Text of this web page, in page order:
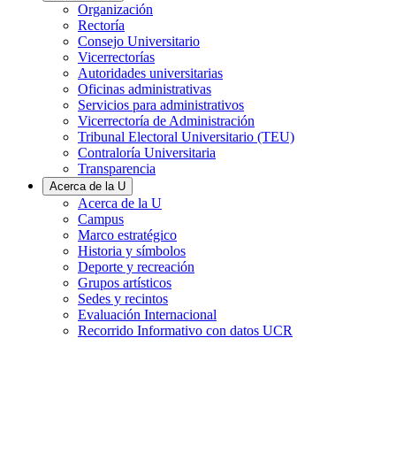
Organización
Rectoría
Consejo Universitario
Vicerrectorías
Autoridades universitarias
Oficinas administrativas
Servicios para administrativos
Vicerrectoría de Administración
Tribunal Electoral Universitario (TEU)
Contraloría Universitaria
Transparencia
Acerca de la U
Acerca de la U
Campus
Marco estratégico
Historia y símbolos
Deporte y recreación
Grupos artísticos
Sedes y recintos
Evaluación Internacional
Recorrido Informativo con datos UCR